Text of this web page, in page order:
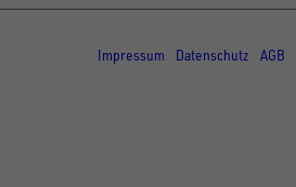
Impressum
Datenschutz AGB